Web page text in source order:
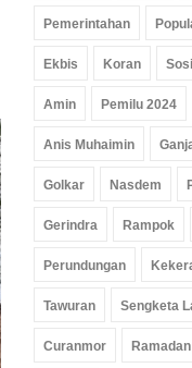
Pemerintahan
Ekbis Koran
Amin Pemilu 2024
Anis Muhaimin
Golkar Nasdem
Gerindra Rampok
Perundungan
Tawuran Sengketa
Curanmor Ramadan